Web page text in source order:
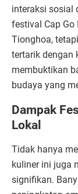
interaksi sosial
festival Cap
Tionghoa,
tertarik dengan
membuktikan
budaya yang
Dampak
Lokal
Tidak hanya
kuliner ini juga
signifikan.